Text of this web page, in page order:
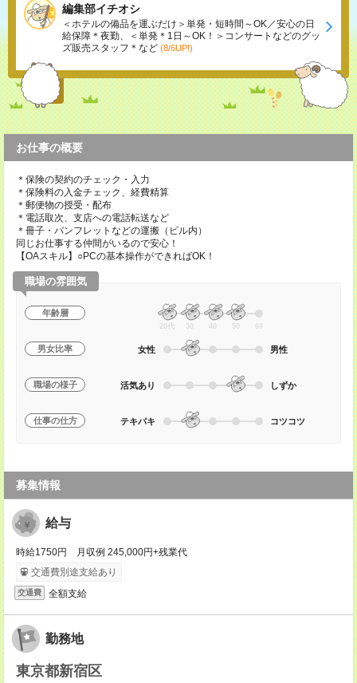
編集部イチオシ
＜ホテルの備品を運ぶだけ＞単発・短時間～OK／安心の日
給保障＊夜勤、＜単発＊1日～OK！＞コンサートなどのグッ
ズ販売スタッフ＊など (8/6UP!)
お仕事の概要
＊保険の契約のチェック・入力
＊保険料の入金チェック、経費精算
＊郵便物の授受・配布
＊電話取次、支店への電話転送など
＊冊子・パンフレットなどの運搬（ビル内）
同じお仕事する仲間がいるので安心！
【OAスキル】○PCの基本操作ができればOK！
職場の雰囲気
年齢層
20代 30 40 50 60
男女比率 女性 男性
職場の様子 活気あり しずか
仕事の仕方 テキパキ コツコツ
募集情報
給与
時給1750円 月収例 245,000円+残業代
交通費別途支給あり
交通費 全額支給
勤務地
東京都新宿区